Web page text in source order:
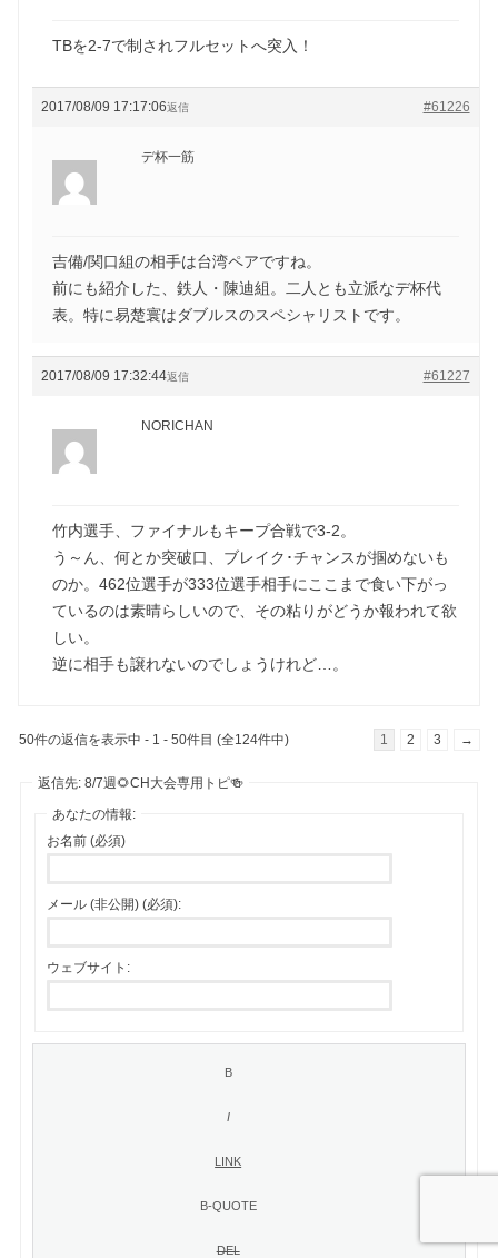
TBを2-7で制されフルセットへ突入！
2017/08/09 17:17:06 #61226
返信
デ杯一筋
吉備/関口組の相手は台湾ペアですね。
前にも紹介した、鉄人・陳迪組。二人とも立派なデ杯代
表。特に易楚寰はダブルスのスペシャリストです。
2017/08/09 17:32:44 #61227
返信
NORICHAN
竹内選手、ファイナルもキープ合戦で3-2。
う～ん、何とか突破口、ブレイク･チャンスが掴めないも
のか。462位選手が333位選手相手にここまで食い下がっ
ているのは素晴らしいので、その粘りがどうか報われて欲
しい。
逆に相手も譲れないのでしょうけれど…。
50件の返信を表示中 - 1 - 50件目 (全124件中) 1 2 3 →
返信先: 8/7週🌻CH大会専用トピ🍻
あなたの情報:
お名前 (必須)
メール (非公開) (必須):
ウェブサイト: